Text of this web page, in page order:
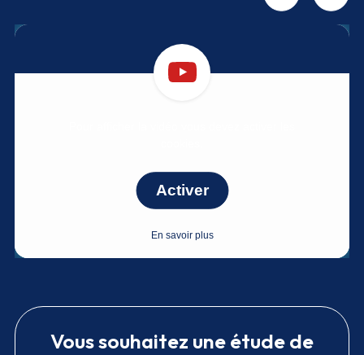
Activer
En savoir plus
Vous souhaitez une étude de